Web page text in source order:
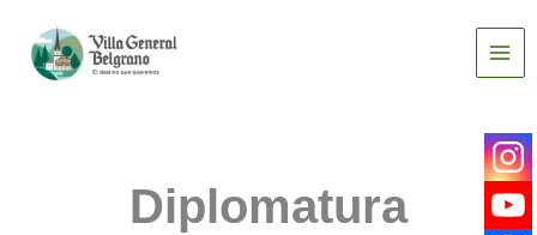
contenido
Diplomatura